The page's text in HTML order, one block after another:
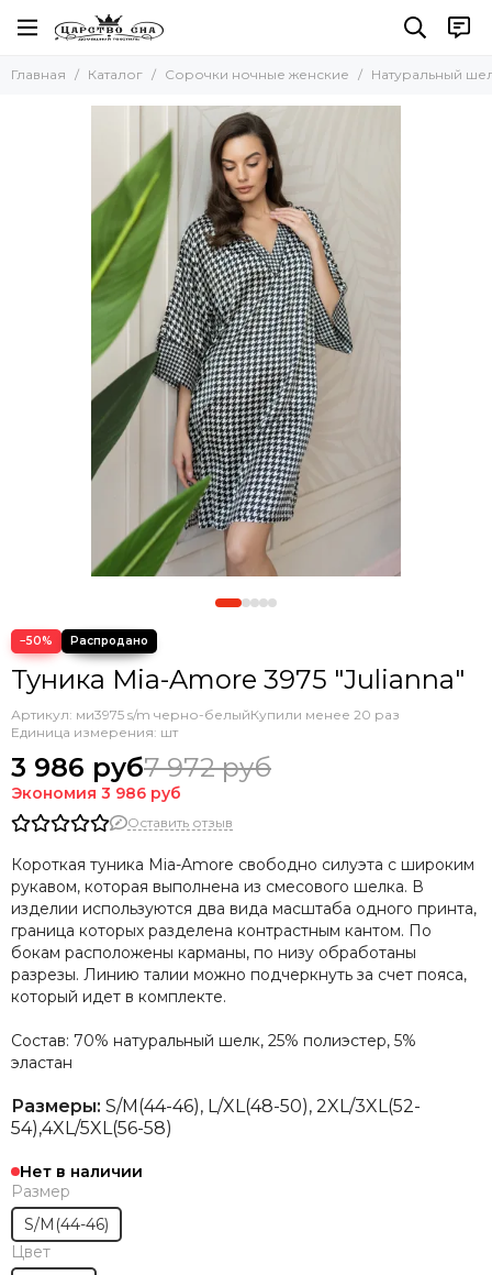
Сорочки ночные женские
Искусственный шелк
Сорочки-рубашки
Главная Каталог Сорочки ночные женские Натуральный
−50%
Туника Mia-Amore 3975 "Julianna"
Артикул: ми3975 s/m черно-белыйКупили менее 20 раз
Единица измерения: шт
3 986 руб7 972 руб
Экономия 3 986 руб
Оставить отзыв
Короткая туника Mia-Amore свободно силуэта с широким
рукавом, которая выполнена из смесового шелка. В
изделии используются два вида масштаба одного принта,
граница которых разделена контрастным кантом. По
бокам расположены карманы, по низу обработаны
разрезы. Линию талии можно подчеркнуть за счет пояса,
который идет в комплекте.
Состав: 70% натуральный шелк, 25% полиэстер, 5%
эластан
Размеры: S/M(44-46), L/XL(48-50), 2XL/3XL(52-
54),4XL/5XL(56-58)
Нет в наличии
Размер
S/M(44-46)
Цвет